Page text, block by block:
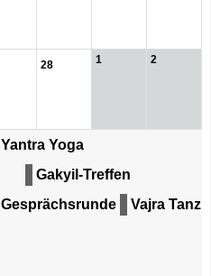
28 1 2
Yantra Yoga
Gakyil-Treffen
Gesprächsrunde
Vajra Tanz